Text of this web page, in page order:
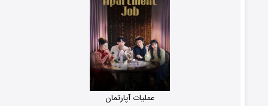
عملیات آپارتمان